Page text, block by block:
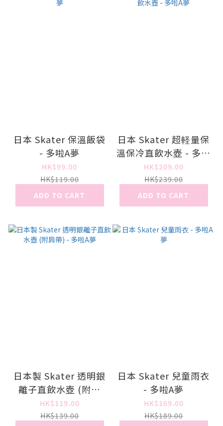
日本 Skater 保溫飯袋
- 多啦A夢
HK$99.00
HK$119.00
ADD TO CART
日本 Skater 超軽量保
溫保冷直飲水壺 - 多啦
A夢
HK$209.00
HK$239.00
ADD TO CART
日本製 Skater 透明銀
離子直飲水壺 (附肩
帶) - 多啦A夢
HK$119.00
HK$139.00
日本 Skater 兒童雨衣
- 多啦A夢
HK$169.00
HK$189.00